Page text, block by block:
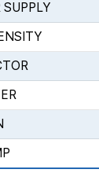
SUPPLY